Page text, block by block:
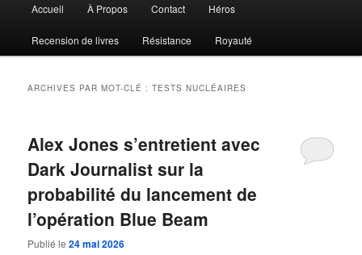
principal
Accueil À Propos Contact Héros
Recension de livres Résistance Royauté
ARCHIVES PAR MOT-CLÉ :TESTS NUCLÉAIRES
Alex Jones s’entretient avec
Dark Journalist sur la
probabilité du lancement de
l’opération Blue Beam
Publié le24 mai 2026